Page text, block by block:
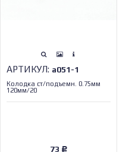
АРТИКУЛ: а051-1
Колодка ст/подъемн. 0.75мм
120мм/20
73 Р